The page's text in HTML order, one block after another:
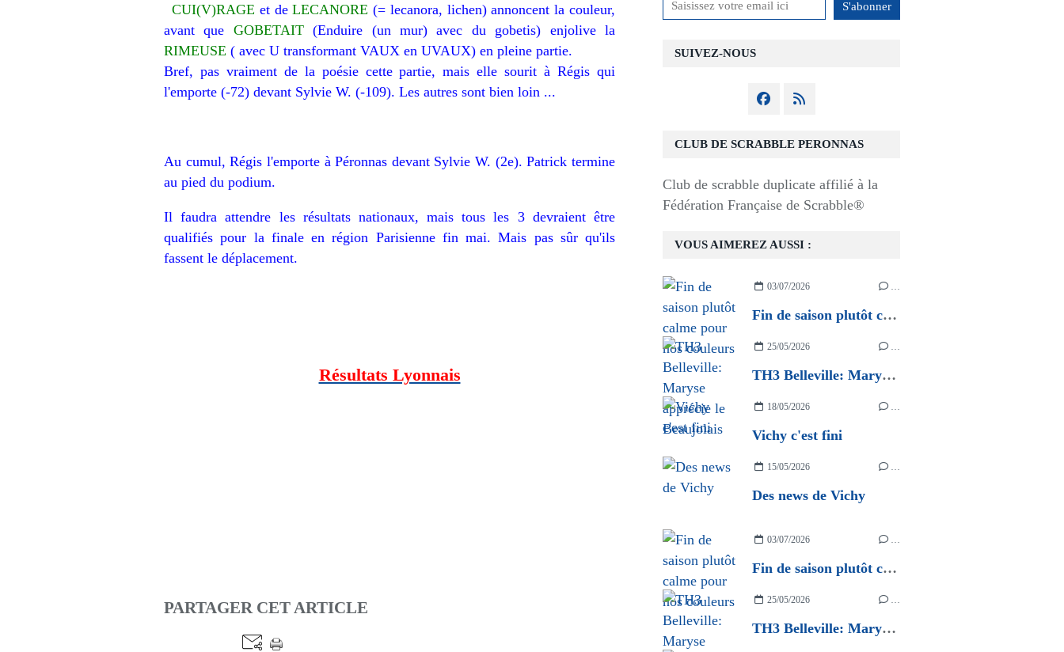
CUI(V)RAGE et deLECANORE (= lecanora, lichen) annoncent la couleur,
avant que GOBETAIT(Enduire (un mur) avec du gobetis) enjolive la
RIMEUSE ( avec U transformant VAUX en UVAUX) en pleine partie.
Bref, pas vraiment de la poésie cette partie, mais elle sourit à Régis qui
l'emporte (-72) devant Sylvie W. (-109). Les autres sont bien loin ...
Au cumul, Régis l'emporte à Péronnas devant Sylvie W. (2e). Patrick termine
au pied du podium.
Il faudra attendre les résultats nationaux, mais tous les 3 devraient être
qualifiés pour la finale en région Parisienne fin mai. Mais pas sûr qu'ils
fassent le déplacement.
Résultats Lyonnais
PARTAGER CET ARTICLE
SUIVEZ-NOUS
CLUB DE SCRABBLE PERONNAS
Club de scrabble duplicate affilié à la
Fédération Française de Scrabble®
VOUS AIMEREZ AUSSI :
03/07/2026 …
Fin de saison plutôt calme pour nos couleurs
25/05/2026 …
TH3 Belleville: Maryse apprécie le Beaujolais
18/05/2026 …
Vichy c'est fini
15/05/2026 …
Des news de Vichy
03/07/2026 …
Fin de saison plutôt calme pour nos couleurs
25/05/2026 …
TH3 Belleville: Maryse apprécie le Beaujolais